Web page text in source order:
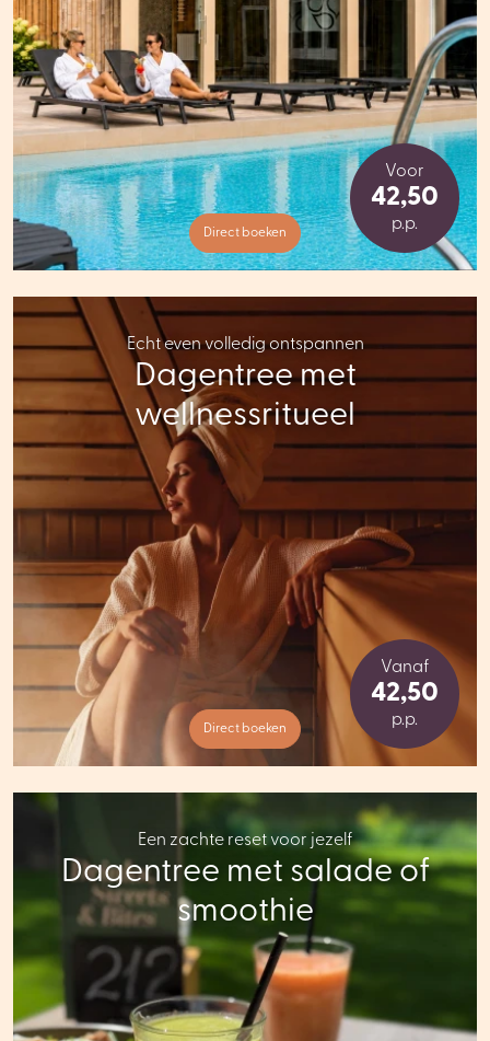
Voor
42,50
p.p.
Direct boeken
Vanaf
42,50
p.p.
Echt even volledig ontspannen
Dagentree met
wellnessritueel
Direct boeken
Een zachte reset voor jezelf
Dagentree met salade of
smoothie